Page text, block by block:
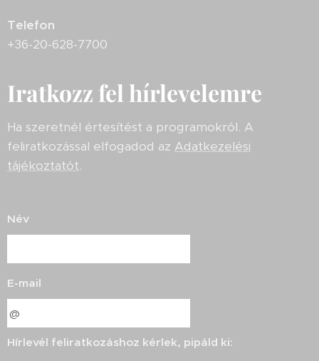
Telefon
+36-20-628-7700
Iratkozz fel hírlevelemre
Ha szeretnél értesítést a programokról. A
feliratkozással elfogadod az Adatkezelési
tájékoztatót.
Név
E-mail
Hírlevél feliratkozáshoz kérlek, pipáld ki: